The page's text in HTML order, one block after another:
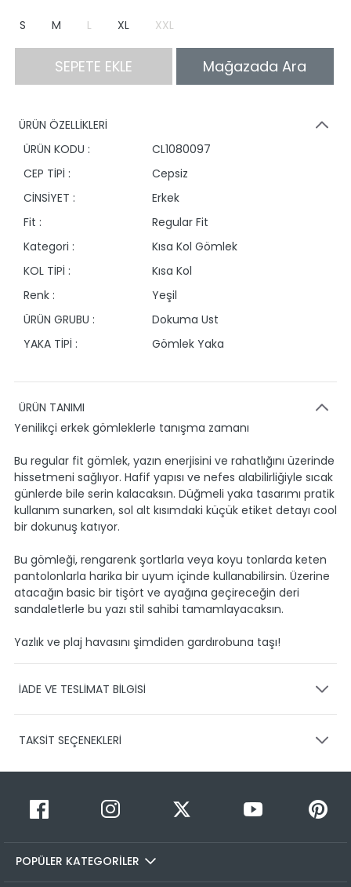
S M L XL XXL
SEPETE EKLE Mağazada Ara
ÜRÜN ÖZELLİKLERİ
ÜRÜN KODU :
CL1080097
CEP TİPİ :
Cepsiz
CİNSİYET :
Erkek
Fit :
Regular Fit
Kategori :
Kısa Kol Gömlek
KOL TİPİ :
Kısa Kol
Renk :
Yeşil
ÜRÜN GRUBU :
Dokuma Ust
YAKA TİPİ :
Gömlek Yaka
ÜRÜN TANIMI
Yenilikçi erkek gömleklerle tanışma zamanı
Bu regular fit gömlek, yazın enerjisini ve rahatlığını üzerinde
hissetmeni sağlıyor. Hafif yapısı ve nefes alabilirliğiyle sıcak
günlerde bile serin kalacaksın. Düğmeli yaka tasarımı pratik
kullanım sunarken, sol alt kısımdaki küçük etiket detayı cool
bir dokunuş katıyor.
Bu gömleği, rengarenk şortlarla veya koyu tonlarda keten
pantolonlarla harika bir uyum içinde kullanabilirsin. Üzerine
atacağın basic bir tişört ve ayağına geçireceğin deri
sandaletlerle bu yazı stil sahibi tamamlayacaksın.
Yazlık ve plaj havasını şimdiden gardırobuna taşı!
İADE VE TESLİMAT BİLGİSİ
Ürünlerinizin gönderimini anlaşmalı olduğumuz PTT,
1-3 iş günü içerisinde kargoya teslim edilir.
Siparişimin kargo takibini nasıl yapabilirim?
Hesabım/Siparişlerim paneli üzerinden ilgili siparişinize ait
TAKSİT SEÇENEKLERİ
Taksit Sayısı Taksit Miktarı
Taksitli Tutar
Toplam
1099,90 TL
2
549,95 TL
POPÜLER KATEGORİLER